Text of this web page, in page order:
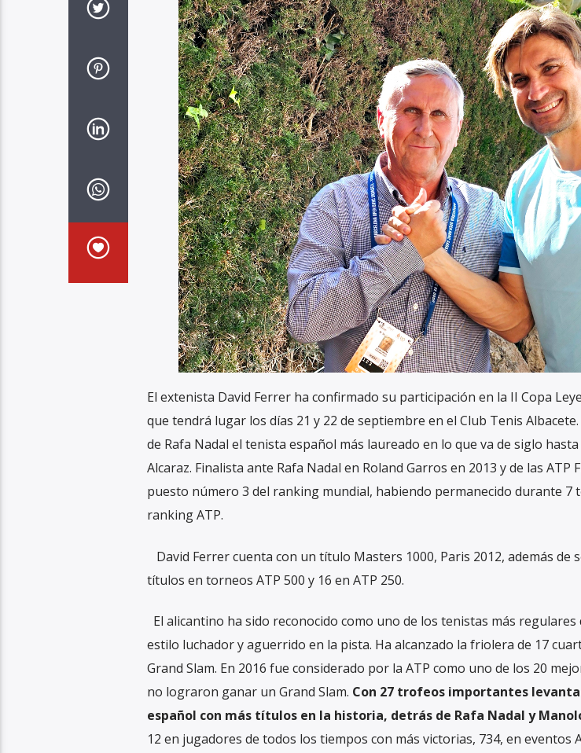
El extenista David Ferrer ha confirmado su participación en la II Copa
que tendrá lugar los días 21 y 22 de septiembre en el Club Tenis
de Rafa Nadal el tenista español más laureado en lo que va de siglo
Alcaraz. Finalista ante Rafa Nadal en Roland Garros en 2013 y de las ATP
puesto número 3 del ranking mundial, habiendo permanecido durante 7
ranking ATP.
David Ferrer cuenta con un título Masters 1000, Paris 2012, además de
títulos en torneos ATP 500 y 16 en ATP 250.
El alicantino ha sido reconocido como uno de los tenistas más regulares
estilo luchador y aguerrido en la pista. Ha alcanzado la friolera de 17
Grand Slam. En 2016 fue considerado por la ATP como uno de los 20
no lograron ganar un Grand Slam. Con 27 trofeos importantes
español con más títulos en la historia, detrás de Rafa Nadal y
12 en jugadores de todos los tiempos con más victorias, 734, en eventos